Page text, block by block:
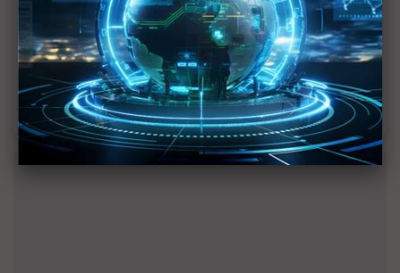
光進銅退更明確？ 聯發科估SerDes 448G為銅
線「最終戰場」
SpaceX晶片採購大轉向 Elon Musk捨超微全面
採用NVIDIA